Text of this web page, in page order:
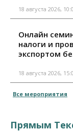
18 августа 2026,
Онлайн
налоги и
экспортом
18 августа 2026,
Все мероприятия
Прямым